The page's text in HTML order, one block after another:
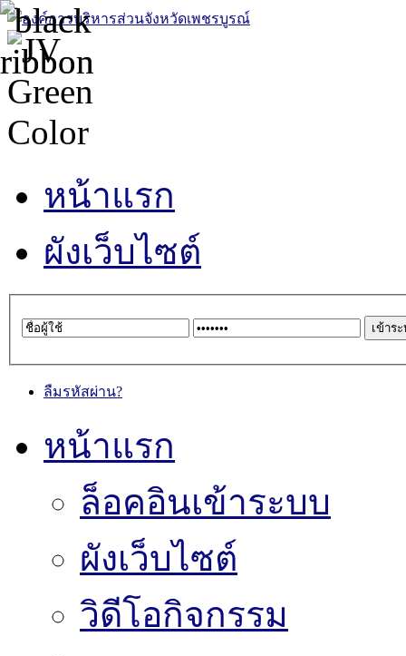
หน้าแรก
ผังเว็บไซต์
ลืมรหัสผ่าน?
หน้าแรก
ล็อคอินเข้าระบบ
ผังเว็บไซต์
วิดีโอกิจกรรม